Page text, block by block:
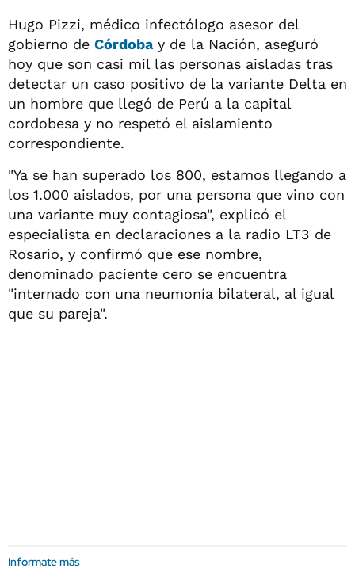
Hugo Pizzi, médico infectólogo asesor del
gobierno de Córdobay de la Nación, aseguró
hoy que son casi mil las personas aisladas tras
detectar un caso positivo de la variante Delta en
un hombre que llegó de Perú a la capital
cordobesa y no respetó el aislamiento
correspondiente.
"Ya se han superado los 800, estamos llegando a
los 1.000 aislados, por una persona que vino con
una variante muy contagiosa", explicó el
especialista en declaraciones a la radio LT3 de
Rosario, y confirmó que ese nombre,
denominado paciente cero se encuentra
"internado con una neumonía bilateral, al igual
que su pareja".
Informate más